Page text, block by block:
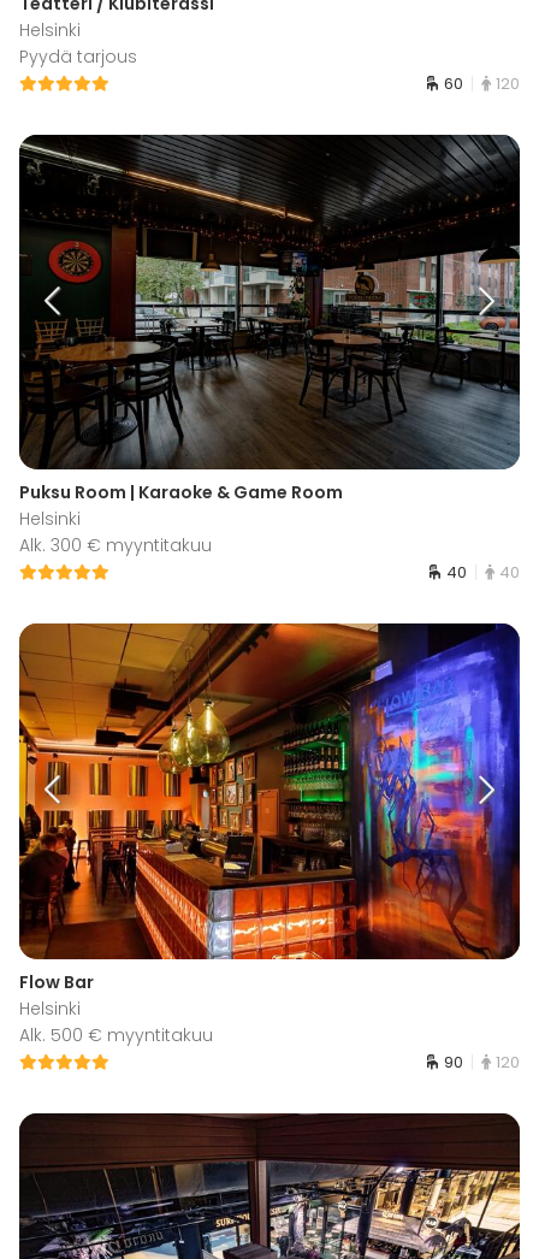
Helsinki
Pyydä tarjous
60 120
Puksu Room | Karaoke & Game Room
Helsinki
Alk. 300 € myyntitakuu
40 40
Flow Bar
Helsinki
Alk. 500 € myyntitakuu
90 120